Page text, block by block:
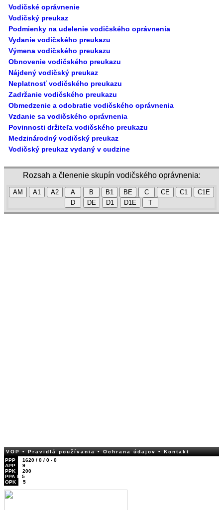
Vodičské oprávnenie
Vodičský preukaz
Podmienky na udelenie vodičského oprávnenia
Vydanie vodičského preukazu
Výmena vodičského preukazu
Obnovenie vodičského preukazu
Nájdený vodičský preukaz
Neplatnosť vodičského preukazu
Zadržanie vodičského preukazu
Obmedzenie a odobratie vodičského oprávnenia
Vzdanie sa vodičského oprávnenia
Povinnosti držiteľa vodičského preukazu
Medzinárodný vodičský preukaz
Vodičský preukaz vydaný v cudzine
Rozsah a členenie skupín vodičského oprávnenia:
AM A1 A2 A B B1 BE C CE C1
C1E
D
DE D1 D1E T
VOP• Pravidlá používania• Ochrana údajov• Kontakt
PPP
1620 / 0 / 0 - 0
APP
9
PPK
200
PPA 5
OPK
5